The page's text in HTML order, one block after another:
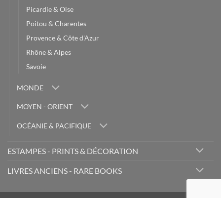
Picardie & Oise
Poitou & Charentes
Provence & Côte d'Azur
Rhône & Alpes
Savoie
MONDE
MOYEN - ORIENT
OCÉANIE & PACIFIQUE
ESTAMPES - PRINTS & DÉCORATION
LIVRES ANCIENS - RARE BOOKS